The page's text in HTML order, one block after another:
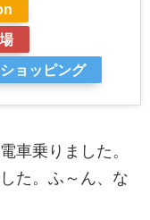
ョッピング
車乗りました。
た。ふ～ん、な